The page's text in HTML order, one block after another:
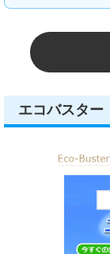
エコバスター